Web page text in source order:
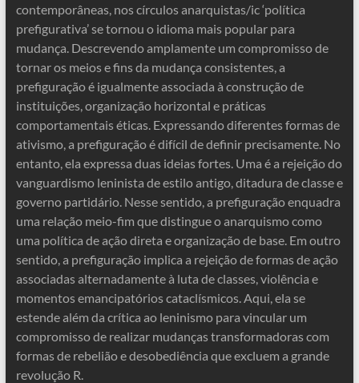
contemporâneas, nos círculos anarquistas/ic ‘política
prefigurativa’ se tornou o idioma mais popular para
mudança. Descrevendo amplamente um compromisso de
tornar os meios e fins da mudança consistentes, a
prefiguração é igualmente associada à construção de
instituições, organização horizontal e práticas
comportamentais éticas. Expressando diferentes formas de
ativismo, a prefiguração é difícil de definir precisamente. No
entanto, ela expressa duas ideias fortes. Uma é a rejeição do
vanguardismo leninista de estilo antigo, ditadura de classe e
governo partidário. Nesse sentido, a prefiguração enquadra
uma relação meio-fim que distingue o anarquismo como
uma política de ação direta e organização de base. Em outro
sentido, a prefiguração implica a rejeição de formas de ação
associadas alternadamente à luta de classes, violência e
momentos emancipatórios cataclísmicos. Aqui, ela se
estende além da crítica ao leninismo para vincular um
compromisso de realizar mudanças transformadoras com
formas de rebelião e desobediência que excluem a grande
revolução R.